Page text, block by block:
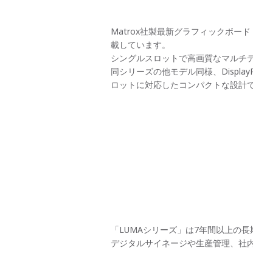
Matrox社製最新グラフィックボー
載しています。
シングルスロットで高画質なマルチ
同シリーズの他モデル同様、
ロットに対応したコンパクトな設計
「LUMAシリーズ」は7年間以上の
デジタルサイネージや生産管理、社